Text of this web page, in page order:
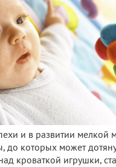
и в развитии мелкой
до которых может
кроваткой игрушки,